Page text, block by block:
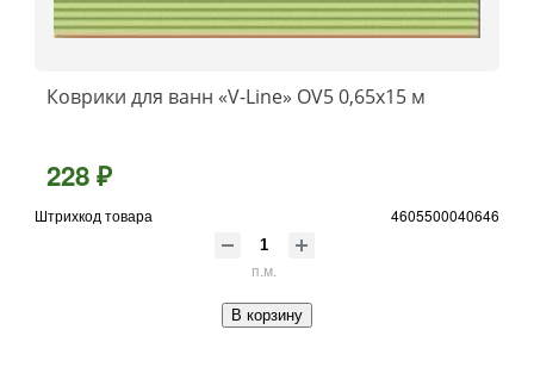
Коврики для ванн «V-Line» OV5 0,65x15 м
228 ₽
Штрихкод товара 4605500040646
п.м.
В корзину